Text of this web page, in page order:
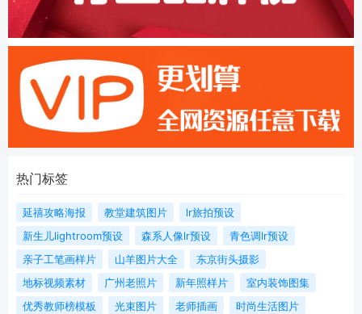
热门标签
延禧攻略海报 教堂建筑图片
lr旅拍预设
新生儿lightroom预设
森系人像lr预设
青色调lr预设
亲子工笔画样片
山羊图片大全
东京街头摄影
地标视频素材
广州老照片 新年照样片
室内装饰图集
优秀教师榜模板
光束图片 老师插画
时尚生活图片